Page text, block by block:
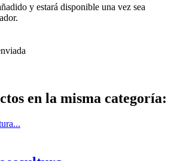
y estará disponible una vez sea
en la misma categoría: